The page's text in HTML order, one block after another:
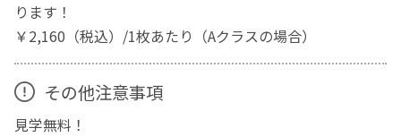
ります！
￥2,160（税込）/1枚あたり（Aクラスの場合）
その他注意事項
見学無料！